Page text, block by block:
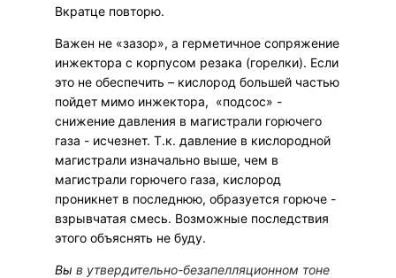
Вкратце повторю.
Важен не «зазор», а герметичное сопряжение
инжектора с корпусом резака (горелки). Если
это не обеспечить – кислород большей частью
пойдет мимо инжектора, «подсос» -
снижение давления в магистрали горючего
газа - исчезнет. Т.к. давление в кислородной
магистрали изначально выше, чем в
магистрали горючего газа, кислород
проникнет в последнюю, образуется горюче -
взрывчатая смесь. Возможные последствия
этого объяснять не буду.
Вы в утвердительно-безапелляционном тоне